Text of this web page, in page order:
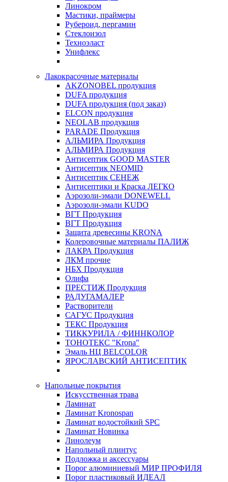
Линокром
Мастики, праймеры
Рубероид, пергамин
Стеклоизол
Техноэласт
Унифлекс
Лакокрасочные материалы
AKZONOBEL продукция
DUFA продукция
DUFA продукция (под заказ)
ELCON продукция
NEOLAB продукция
PARADE Продукция
АЛЬМИРА Продукция
АЛЬМИРА Продукция
Антисептик GOOD MASTER
Антисептик NEOMID
Антисептик СЕНЕЖ
Антисептики и Краска ЛЕГКО
Аэрозоли-эмали DONEWELL
Аэрозоли-эмали KUDO
ВГТ Продукция
ВГТ Продукция
Защита древесины KRONA
Колеровочные материалы ПАЛИЖ
ЛАКРА Продукция
ЛКМ прочие
НБХ Продукция
Олифа
ПРЕСТИЖ Продукция
РАДУГАМАЛЕР
Растворители
САГУС Продукция
ТЕКС Продукция
ТИККУРИЛА / ФИННКОЛОР
ТОНОТЕКС "Krona"
Эмаль НЦ BELCOLOR
ЯРОСЛАВСКИЙ АНТИСЕПТИК
Напольные покрытия
Искусственная трава
Ламинат
Ламинат Kronospan
Ламинат водостойкий SPC
Ламинат Новинка
Линолеум
Напольный плинтус
Подложка и аксессуары
Порог алюминиевый МИР ПРОФИЛЯ
Порог пластиковый ИДЕАЛ